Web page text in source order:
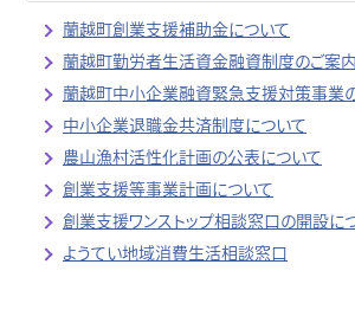
蘭越町創業支援補助金について
蘭越町勤労者生活資金融資制度のご案内
蘭越町中小企業融資緊急支援対策事業
中小企業退職金共済制度について
農山漁村活性化計画の公表について
創業支援等事業計画について
創業支援ワンストップ相談窓口の開設に
ようてい地域消費生活相談窓口